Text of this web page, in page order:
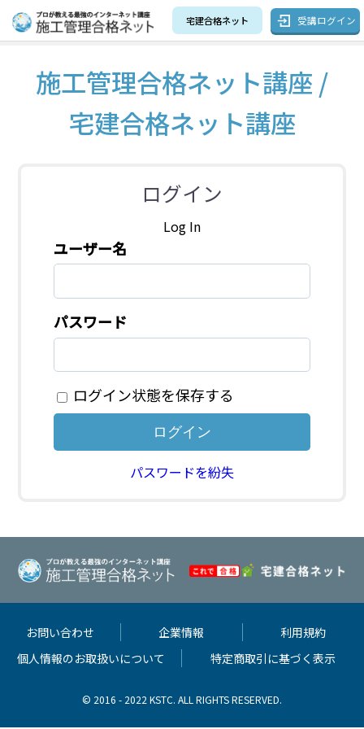
宅建合格ネット 受講ログイン
施工管理合格ネット講座 /
宅建合格ネット講座
ログイン
Log In
ユーザー名
パスワード
ログイン状態を保存する
パスワードを紛失
お問い合わせ 企業情報
利用規約
個人情報のお取扱いについて
特定商取引に基づく表示
© 2016 - 2022 KSTC. ALL RIGHTS RESERVED.